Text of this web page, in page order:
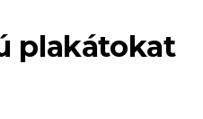
plakátokat